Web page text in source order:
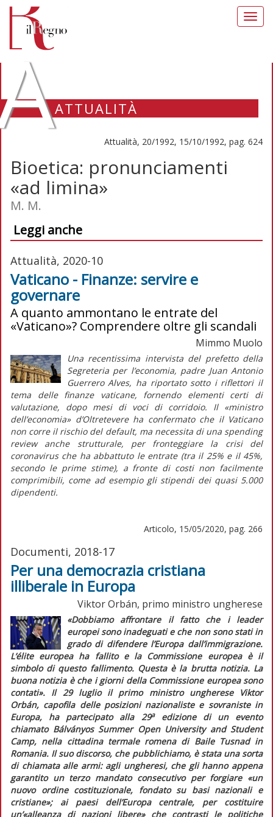
ATTUALITÀ
Attualità, 20/1992, 15/10/1992, pag. 624
Bioetica: pronunciamenti
«ad limina»
M. M.
Leggi anche
Attualità, 2020-10
Vaticano - Finanze: servire e
governare
A quanto ammontano le entrate del
«Vaticano»? Comprendere oltre gli scandali
Mimmo Muolo
Una recentissima intervista del prefetto della
Segreteria per l’economia, padre Juan Antonio
Guerrero Alves, ha riportato sotto i riflettori il
tema delle finanze vaticane, fornendo elementi certi di
valutazione, dopo mesi di voci di corridoio. Il «ministro
dell’economia» d’Oltretevere ha confermato che il Vaticano
non corre il rischio del default, ma necessita di una spending
review anche strutturale, per fronteggiare la crisi del
coronavirus che ha abbattuto le entrate (tra il 25% e il 45%,
secondo le prime stime), a fronte di costi non facilmente
comprimibili, come ad esempio gli stipendi dei quasi 5.000
dipendenti.
Articolo, 15/05/2020, pag. 266
Documenti, 2018-17
Per una democrazia cristiana
illiberale in Europa
Viktor Orbán, primo ministro ungherese
«Dobbiamo affrontare il fatto che i leader
europei sono inadeguati e che non sono stati in
grado di difendere l’Europa dall’immigrazione.
L’éliteeuropea ha fallito e la Commissione europea è il
simbolo di questo fallimento. Questa è la brutta notizia. La
buona notizia è che i giorni della Commissione europea sono
contati». Il 29 luglio il primo ministro ungherese Viktor
Orbán, capofila delle posizioni nazionaliste e sovraniste in
Europa, ha partecipato alla 29aedizione di un evento
chiamato Bálványos Summer Open University and Student
Camp, nella cittadina termale romena di Baile Tusnad in
Romania. Il suo discorso, che pubblichiamo, è stata una sorta
di chiamata alle armi: agli ungheresi, che gli hanno appena
garantito un terzo mandato consecutivo per forgiare «un
nuovo ordine costituzionale, fondato su basi nazionali e
cristiane»;ai paesi dell’Europa centrale, per costituire
un’«alleanza di nazioni libere»che contrasti le politiche